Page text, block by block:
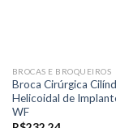
BROCAS E BROQUEIROS
Broca Cirúrgica
Helicoidal de
WF